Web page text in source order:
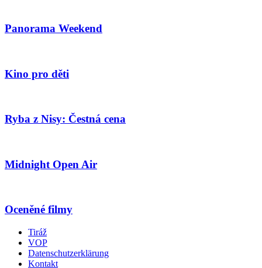
Panorama Weekend
Kino pro děti
Ryba z Nisy: Čestná cena
Midnight Open Air
Oceněné filmy
Tiráž
VOP
Datenschutzerklärung
Kontakt